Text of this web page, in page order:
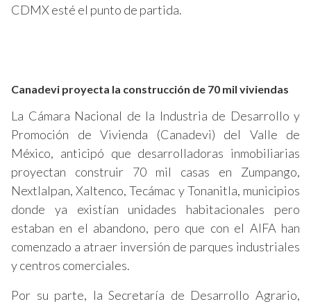
CDMX esté el punto de partida.
Canadevi proyecta la construcción de 70 mil viviendas
La Cámara Nacional de la Industria de Desarrollo y
Promoción de Vivienda (Canadevi) del Valle de
México, anticipó que desarrolladoras inmobiliarias
proyectan construir 70 mil casas en Zumpango,
Nextlalpan, Xaltenco, Tecámac y Tonanitla, municipios
donde ya existían unidades habitacionales pero
estaban en el abandono, pero que con el AIFA han
comenzado a atraer inversión de parques industriales
y centros comerciales.
Por su parte, la Secretaría de Desarrollo Agrario,